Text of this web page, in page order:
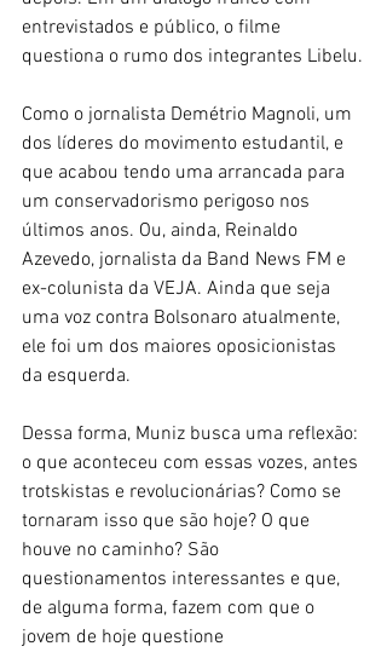
entrevistados e público, o filme
questiona o rumo dos integrantes Libelu.
Como o jornalista Demétrio Magnoli, um
dos líderes do movimento estudantil, e
que acabou tendo uma arrancada para
um conservadorismo perigoso nos
últimos anos. Ou, ainda, Reinaldo
Azevedo, jornalista da Band News FM e
ex-colunista da VEJA. Ainda que seja
uma voz contra Bolsonaro atualmente,
ele foi um dos maiores oposicionistas
da esquerda.
Dessa forma, Muniz busca uma reflexão:
o que aconteceu com essas vozes, antes
trotskistas e revolucionárias? Como se
tornaram isso que são hoje? O que
houve no caminho? São
questionamentos interessantes e que,
de alguma forma, fazem com que o
jovem de hoje questione